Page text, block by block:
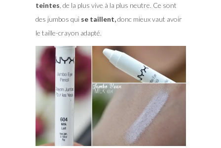
teintes , de la plus vive à la plus neutre. Ce sont
des jumbos qui se taillent,donc mieux vaut avoir
le taille-crayon adapté.